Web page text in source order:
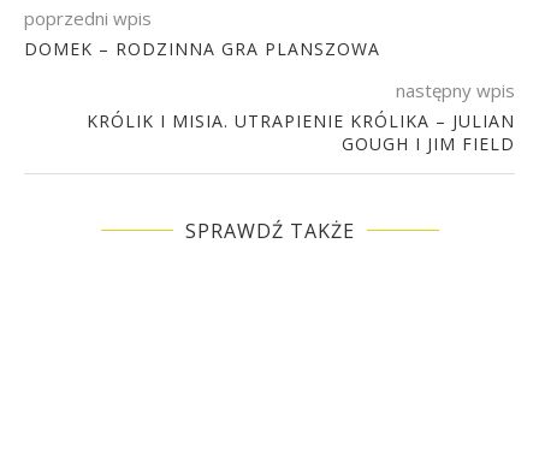
poprzedni wpis
DOMEK – RODZINNA GRA PLANSZOWA
następny wpis
KRÓLIK I MISIA. UTRAPIENIE KRÓLIKA – JULIAN
GOUGH I JIM FIELD
SPRAWDŹ TAKŻE